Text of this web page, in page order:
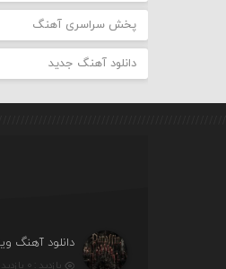
پخش سراسری آهنگ
دانلود آهنگ جدید
دانلود آهنگ
بازدید : ۰ بازدید بار /